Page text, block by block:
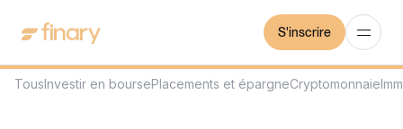
S'inscrire
TousInvestir en boursePlacements et épargneCryptomonnaie